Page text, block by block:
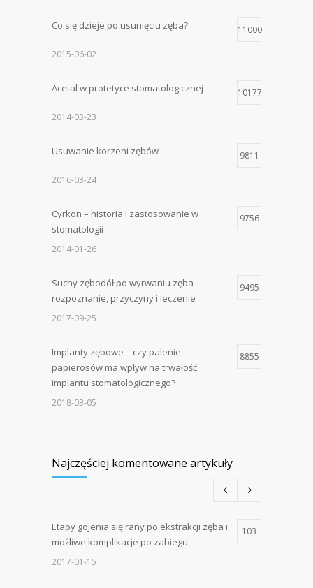
Co się dzieje po usunięciu zęba? 11000
2015-06-02
Acetal w protetyce stomatologicznej 10177
2014-03-23
Usuwanie korzeni zębów 9811
2016-03-24
Cyrkon – historia i zastosowanie w
stomatologii
9756
2014-01-26
Suchy zębodół po wyrwaniu zęba –
rozpoznanie, przyczyny i leczenie
9495
2017-09-25
Implanty zębowe – czy palenie
papierosów ma wpływ na trwałość
implantu stomatologicznego?
8855
2018-03-05
Najczęściej komentowane artykuły
Etapy gojenia się rany po ekstrakcji zęba i
możliwe komplikacje po zabiegu
103
2017-01-15